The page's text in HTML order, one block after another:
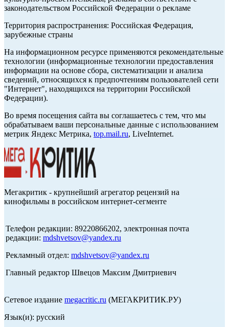
законодательством Российской Федерации о рекламе
Территория распространения: Российская Федерация,
зарубежные страны
На информационном ресурсе применяются рекомендательные
технологии (информационные технологии предоставления
информации на основе сбора, систематизации и анализа
сведений, относящихся к предпочтениям пользователей сети
"Интернет", находящихся на территории Российской
Федерации).
Во время посещения сайта вы соглашаетесь с тем, что мы
обрабатываем ваши персональные данные с использованием
метрик Яндекс Метрика, top.mail.ru, LiveInternet.
Мегакритик - крупнейший агрегатор рецензий на
кинофильмы в российском интернет-сегменте
Телефон редакции: 89220866202, электронная почта
редакции: mdshvetsov@yandex.ru
Рекламный отдел: mdshvetsov@yandex.ru
Главный редактор Швецов Максим Дмитриевич
Сетевое издание megacritic.ru (МЕГАКРИТИК.РУ)
Язык(и): русский